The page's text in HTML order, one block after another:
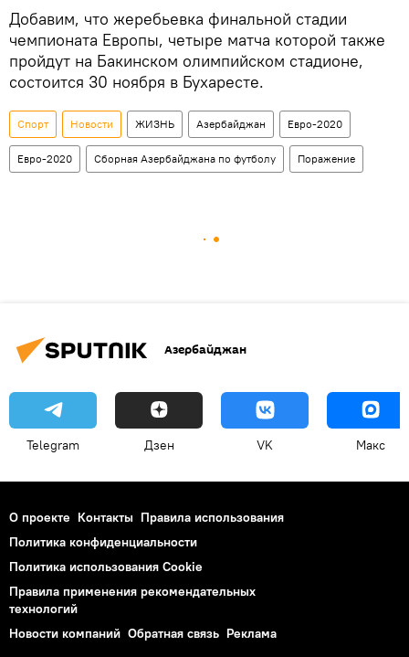
Добавим, что жеребьевка финальной стадии
чемпионата Европы, четыре матча которой также
пройдут на Бакинском олимпийском стадионе,
состоится 30 ноября в Бухаресте.
Спорт Новости ЖИЗНЬ Азербайджан Евро-2020
Евро-2020 Сборная Азербайджана по футболу Поражение
Азербайджан
Telegram Дзен VK Макс
О проекте Контакты Правила использования
Политика конфиденциальности
Политика использования Cookie
Правила применения рекомендательных
технологий
Новости компаний Обратная связь Реклама